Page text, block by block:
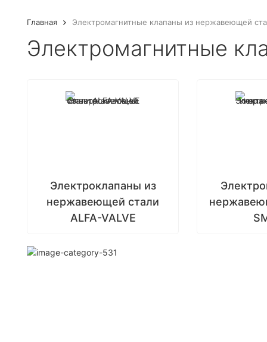
Главная Электромагнитные клапаны из нержавеющей
Электромагнитные
Электроклапаны из
нержавеющей стали
ALFA-VALVE